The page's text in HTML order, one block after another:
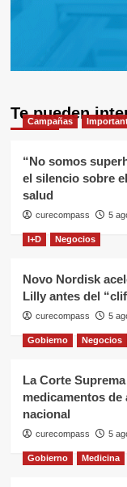
Te pueden
Campañas
“No somos
el silencio sobre
salud
curecompass 5
I+D Negocios
Novo Nordisk
Lilly antes del
curecompass 5
Gobierno Negocios
La Corte
medicamentos
nacional
curecompass 5
Gobierno Medicina